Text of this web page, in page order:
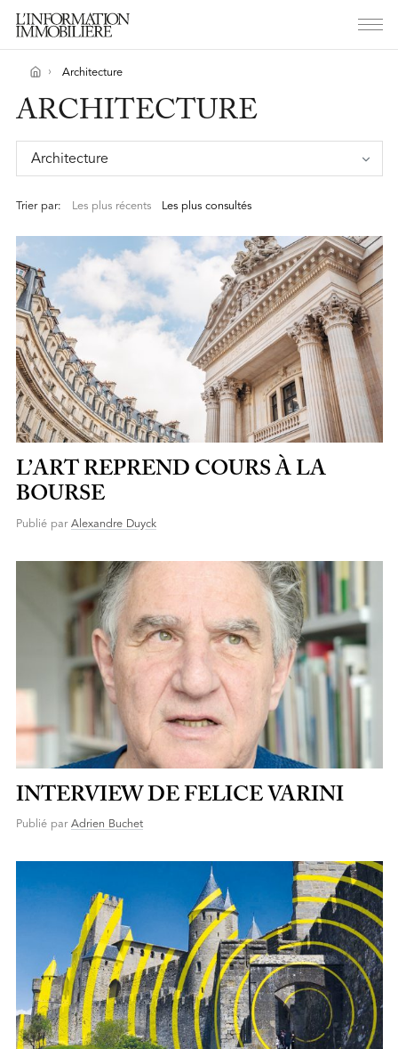
Architecture
ARCHITECTURE
Architecture
Trier par: Les plus récents Les plus consultés
L’ART REPREND COURS À LA
BOURSE
Publié par Alexandre Duyck
INTERVIEW DE FELICE VARINI
Publié par Adrien Buchet